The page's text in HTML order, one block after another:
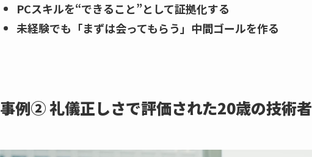
PCスキルを“できること”として証拠化する
未経験でも「まずは会ってもらう」中間ゴールを作る
事例② 礼儀正しさで評価された20歳の技術者